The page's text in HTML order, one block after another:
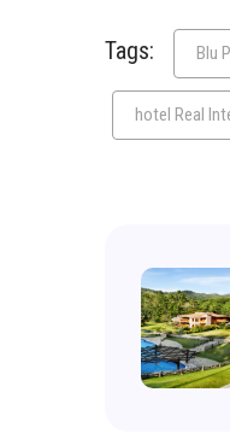
Tags: Blu
hotel Real